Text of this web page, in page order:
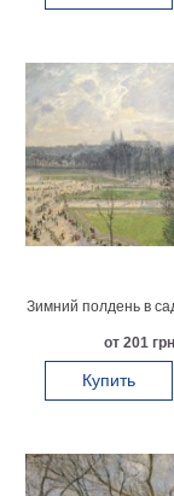
Зимний полдень в
от 201
Купить